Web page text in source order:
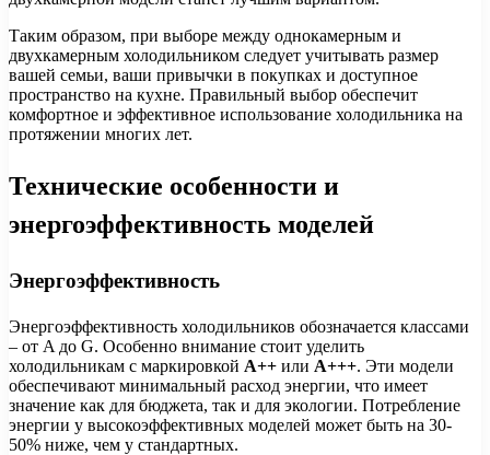
Таким образом, при выборе между однокамерным и
двухкамерным холодильником следует учитывать размер
вашей семьи, ваши привычки в покупках и доступное
пространство на кухне. Правильный выбор обеспечит
комфортное и эффективное использование холодильника на
протяжении многих лет.
Технические особенности и
энергоэффективность моделей
Энергоэффективность
Энергоэффективность холодильников обозначается классами
– от A до G. Особенно внимание стоит уделить
холодильникам с маркировкой A++ или A+++. Эти модели
обеспечивают минимальный расход энергии, что имеет
значение как для бюджета, так и для экологии. Потребление
энергии у высокоэффективных моделей может быть на 30-
50% ниже, чем у стандартных.